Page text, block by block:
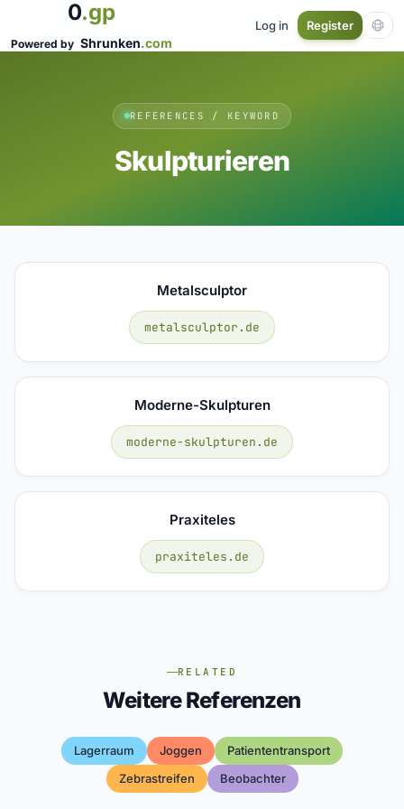
0.gp
Powered by Shrunken.com
Log in Register
REFERENCES / KEYWORD
Skulpturieren
Metalsculptor
metalsculptor.de
Moderne-Skulpturen
moderne-skulpturen.de
Praxiteles
praxiteles.de
RELATED
Weitere Referenzen
Lagerraum Joggen
Patiententransport
Zebrastreifen
Beobachter